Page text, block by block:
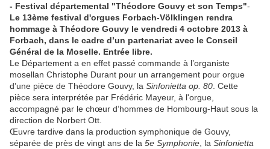
- Festival départemental "Théodore Gouvy et son Temps"-
Le 13ème festival d'orgues Forbach-Völklingen rendra
hommage à Théodore Gouvy le vendredi 4 octobre 2013 à
Forbach, dans le cadre d’un partenariat avec le Conseil
Général de la Moselle. Entrée libre.
Le Département a en effet passé commande à l’organiste
mosellan Christophe Durant pour un arrangement pour orgue
d’une pièce de Théodore Gouvy, la Sinfonietta op. 80 . Cette
pièce sera interprétée par Frédéric Mayeur, à l'orgue,
accompagné par le chœur d’hommes de Hombourg-Haut sous la
direction de Norbert Ott.
Œuvre tardive dans la production symphonique de Gouvy,
séparée de près de vingt ans de la 5e Symphonie , la Sinfonietta